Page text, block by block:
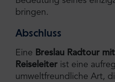
bringen.
Abschluss
Eine Breslau Radtour
Reiseleiter ist eine
umweltfreundliche Art,